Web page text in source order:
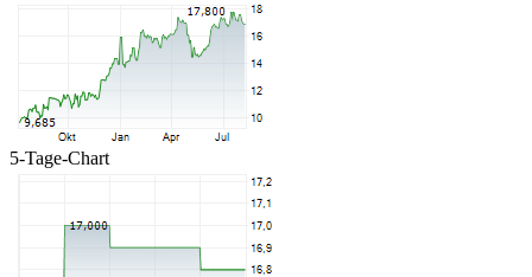
5-Tage-Chart